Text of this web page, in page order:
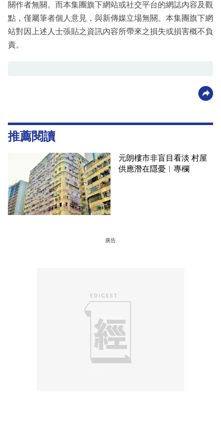
關作者無關。而本集團旗下網站或社交平台的網誌內容及觀
點，僅屬筆者個人意見，與新傳媒立場無關。本集團旗下網
站對因上述人士張貼之資訊內容所帶來之損失或損害概不負
責。
推薦閱讀
元朗樓市非盲目看淡 村屋
供應潛在隱憂︳專欄
廣告